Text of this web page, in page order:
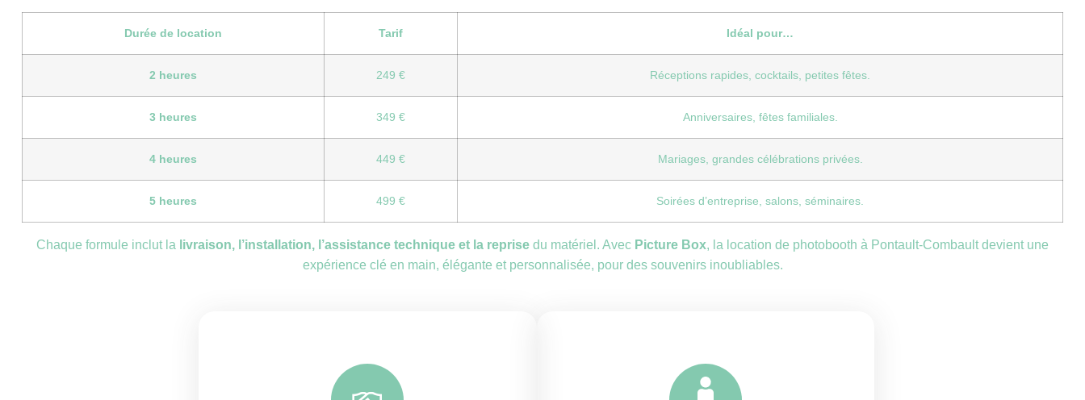
Durée de location Tarif Idéal pour…
2 heures 249 € Réceptions rapides, cocktails, petites fêtes.
3 heures 349 € Anniversaires, fêtes familiales.
4 heures 449 € Mariages, grandes célébrations privées.
5 heures 499 € Soirées d’entreprise, salons, séminaires.
Chaque formule inclut la livraison, l’installation, l’assistance technique et la reprise du matériel. Avec Picture Box, la location de photobooth à Pontault-Combault devient une
expérience clé en main, élégante et personnalisée, pour des souvenirs inoubliables.